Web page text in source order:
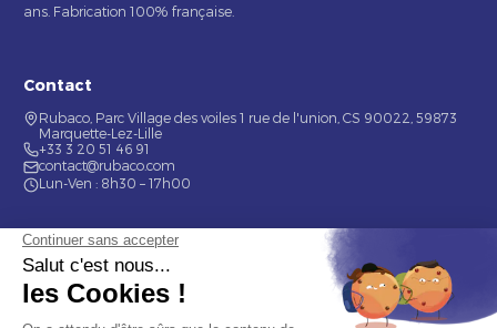
ans. Fabrication 100% française.
Contact
Rubaco, Parc Village des voiles 1 rue de l'union, CS 90022, 59873
Marquette-Lez-Lille
+33 3 20 51 46 91
contact@rubaco.com
Lun-Ven : 8h30 – 17h00
Nos services
Étiquette alimentaire
Étiquette de bouteilles